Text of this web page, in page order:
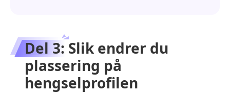
Del 3: Slik endrer du
plassering på
hengselprofilen